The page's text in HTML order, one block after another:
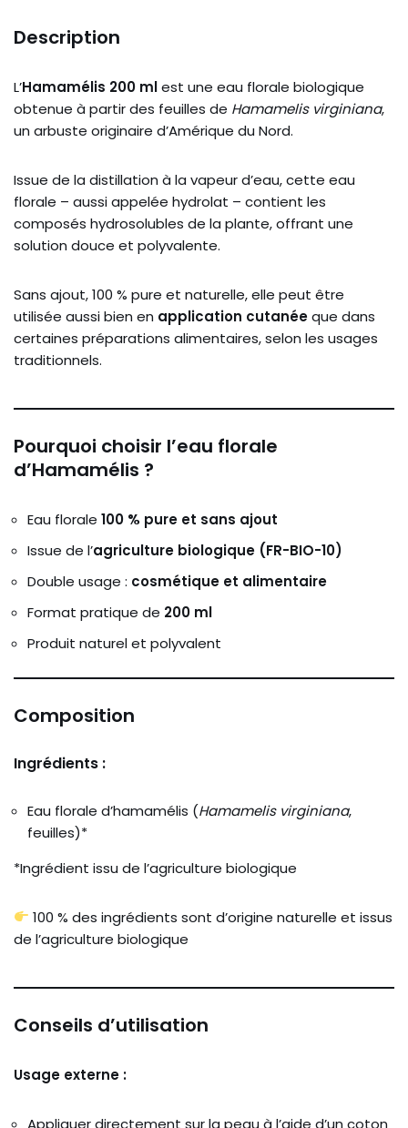
Description
L’Hamamélis 200 mlest une eau florale biologique
obtenue à partir des feuilles de Hamamelis virginiana,
un arbuste originaire d’Amérique du Nord.
Issue de la distillation à la vapeur d’eau, cette eau
florale – aussi appelée hydrolat – contient les
composés hydrosolubles de la plante, offrant une
solution douce et polyvalente.
Sans ajout, 100 % pure et naturelle, elle peut être
utilisée aussi bien en application cutanéeque dans
certaines préparations alimentaires, selon les usages
traditionnels.
Pourquoi choisir l’eau florale
d’Hamamélis ?
Eau florale 100 % pure et sans ajout
Issue de l’agriculture biologique (FR-BIO-10)
Double usage : cosmétique et alimentaire
Format pratique de 200 ml
Produit naturel et polyvalent
Composition
Ingrédients :
Eau florale d’hamamélis (Hamamelis virginiana,
feuilles)*
*Ingrédient issu de l’agriculture biologique
100 % des ingrédients sont d’origine naturelle et issus
de l’agriculture biologique
Conseils d’utilisation
Usage externe :
Appliquer directement sur la peau à l’aide d’un coton